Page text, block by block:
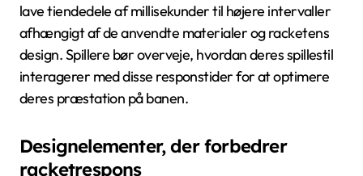
lave tiendedele af millisekunder til højere intervaller
afhængigt af de anvendte materialer og racketens
design. Spillere bør overveje, hvordan deres spillestil
interagerer med disse responstider for at optimere
deres præstation på banen.
Designelementer, der forbedrer
racketrespons